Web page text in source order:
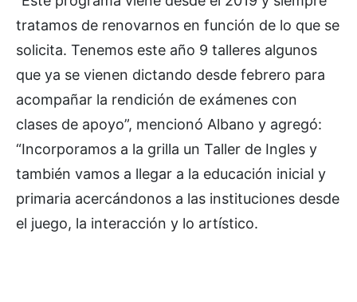
tratamos de renovarnos en función de lo que se
solicita. Tenemos este año 9 talleres algunos
que ya se vienen dictando desde febrero para
acompañar la rendición de exámenes con
clases de apoyo”, mencionó Albano y agregó:
“Incorporamos a la grilla un Taller de Ingles y
también vamos a llegar a la educación inicial y
primaria acercándonos a las instituciones desde
el juego, la interacción y lo artístico.